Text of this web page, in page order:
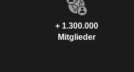
+ 1.300.000
Mitglieder